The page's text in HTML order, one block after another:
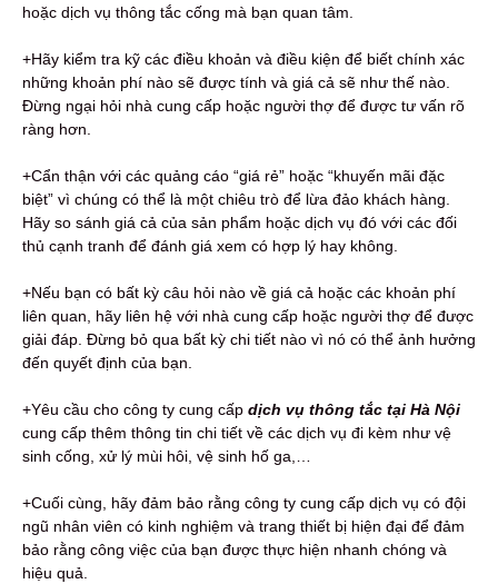
hoặc dịch vụ thông tắc cống mà bạn quan tâm.
+Hãy kiểm tra kỹ các điều khoản và điều kiện để biết chính xác
những khoản phí nào sẽ được tính và giá cả sẽ như thế nào.
Đừng ngại hỏi nhà cung cấp hoặc người thợ để được tư vấn rõ
ràng hơn.
+Cẩn thận với các quảng cáo “giá rẻ” hoặc “khuyến mãi đặc
biệt” vì chúng có thể là một chiêu trò để lừa đảo khách hàng.
Hãy so sánh giá cả của sản phẩm hoặc dịch vụ đó với các đối
thủ cạnh tranh để đánh giá xem có hợp lý hay không.
+Nếu bạn có bất kỳ câu hỏi nào về giá cả hoặc các khoản phí
liên quan, hãy liên hệ với nhà cung cấp hoặc người thợ để được
giải đáp. Đừng bỏ qua bất kỳ chi tiết nào vì nó có thể ảnh hưởng
đến quyết định của bạn.
+Yêu cầu cho công ty cung cấp dịch vụ thông tắc tại Hà Nội
cung cấp thêm thông tin chi tiết về các dịch vụ đi kèm như vệ
sinh cống, xử lý mùi hôi, vệ sinh hố ga,…
+Cuối cùng, hãy đảm bảo rằng công ty cung cấp dịch vụ có đội
ngũ nhân viên có kinh nghiệm và trang thiết bị hiện đại để đảm
bảo rằng công việc của bạn được thực hiện nhanh chóng và
hiệu quả.